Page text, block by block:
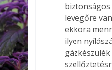
levegőre
ekkora
ilyen